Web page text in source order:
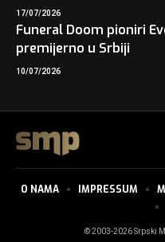
17/07/2026
Funeral Doom pioniri
premijerno u Srbiji
10/07/2026
© 2003-2026 Srpski
O NAMA IMPRESSUM